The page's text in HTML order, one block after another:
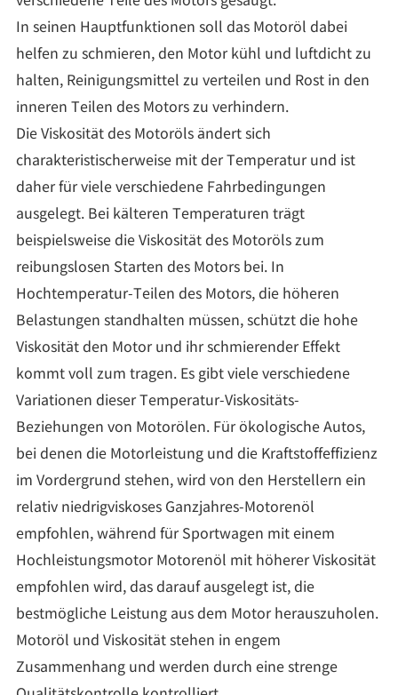
In seinen Hauptfunktionen soll das Motoröl dabei
helfen zu schmieren, den Motor kühl und luftdicht zu
halten, Reinigungsmittel zu verteilen und Rost in den
inneren Teilen des Motors zu verhindern.
Die Viskosität des Motoröls ändert sich
charakteristischerweise mit der Temperatur und ist
daher für viele verschiedene Fahrbedingungen
ausgelegt. Bei kälteren Temperaturen trägt
beispielsweise die Viskosität des Motoröls zum
reibungslosen Starten des Motors bei. In
Hochtemperatur-Teilen des Motors, die höheren
Belastungen standhalten müssen, schützt die hohe
Viskosität den Motor und ihr schmierender Effekt
kommt voll zum tragen. Es gibt viele verschiedene
Variationen dieser Temperatur-Viskositäts-
Beziehungen von Motorölen. Für ökologische Autos,
bei denen die Motorleistung und die Kraftstoffeffizienz
im Vordergrund stehen, wird von den Herstellern ein
relativ niedrigviskoses Ganzjahres-Motorenöl
empfohlen, während für Sportwagen mit einem
Hochleistungsmotor Motorenöl mit höherer Viskosität
empfohlen wird, das darauf ausgelegt ist, die
bestmögliche Leistung aus dem Motor herauszuholen.
Motoröl und Viskosität stehen in engem
Zusammenhang und werden durch eine strenge